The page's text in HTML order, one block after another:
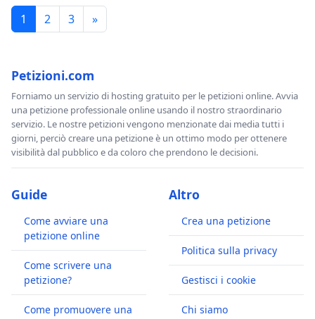
1 2 3 »
Petizioni.com
Forniamo un servizio di hosting gratuito per le petizioni online. Avvia
una petizione professionale online usando il nostro straordinario
servizio. Le nostre petizioni vengono menzionate dai media tutti i
giorni, perciò creare una petizione è un ottimo modo per ottenere
visibilità dal pubblico e da coloro che prendono le decisioni.
Guide
Come avviare una
petizione online
Come scrivere una
petizione?
Come promuovere una
Altro
Crea una petizione
Politica sulla privacy
Gestisci i cookie
Chi siamo